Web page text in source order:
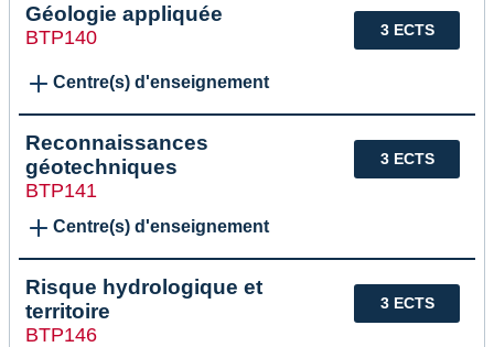
3 ECTS
Géologie appliquée
BTP140
Centre(s) d'enseignement
3 ECTS
Reconnaissances
géotechniques
BTP141
Centre(s) d'enseignement
3 ECTS
Risque hydrologique et
territoire
BTP146